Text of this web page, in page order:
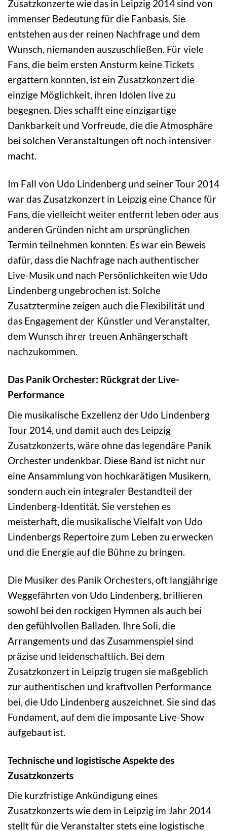
Zusatzkonzerte wie das in Leipzig 2014 sind von
immenser Bedeutung für die Fanbasis. Sie
entstehen aus der reinen Nachfrage und dem
Wunsch, niemanden auszuschließen. Für viele
Fans, die beim ersten Ansturm keine Tickets
ergattern konnten, ist ein Zusatzkonzert die
einzige Möglichkeit, ihren Idolen live zu
begegnen. Dies schafft eine einzigartige
Dankbarkeit und Vorfreude, die die Atmosphäre
bei solchen Veranstaltungen oft noch intensiver
macht.
Im Fall von Udo Lindenberg und seiner Tour 2014
war das Zusatzkonzert in Leipzig eine Chance für
Fans, die vielleicht weiter entfernt leben oder aus
anderen Gründen nicht am ursprünglichen
Termin teilnehmen konnten. Es war ein Beweis
dafür, dass die Nachfrage nach authentischer
Live-Musik und nach Persönlichkeiten wie Udo
Lindenberg ungebrochen ist. Solche
Zusatztermine zeigen auch die Flexibilität und
das Engagement der Künstler und Veranstalter,
dem Wunsch ihrer treuen Anhängerschaft
nachzukommen.
Das Panik Orchester: Rückgrat der Live-
Performance
Die musikalische Exzellenz der Udo Lindenberg
Tour 2014, und damit auch des Leipzig
Zusatzkonzerts, wäre ohne das legendäre Panik
Orchester undenkbar. Diese Band ist nicht nur
eine Ansammlung von hochkarätigen Musikern,
sondern auch ein integraler Bestandteil der
Lindenberg-Identität. Sie verstehen es
meisterhaft, die musikalische Vielfalt von Udo
Lindenbergs Repertoire zum Leben zu erwecken
und die Energie auf die Bühne zu bringen.
Die Musiker des Panik Orchesters, oft langjährige
Weggefährten von Udo Lindenberg, brillieren
sowohl bei den rockigen Hymnen als auch bei
den gefühlvollen Balladen. Ihre Soli, die
Arrangements und das Zusammenspiel sind
präzise und leidenschaftlich. Bei dem
Zusatzkonzert in Leipzig trugen sie maßgeblich
zur authentischen und kraftvollen Performance
bei, die Udo Lindenberg auszeichnet. Sie sind das
Fundament, auf dem die imposante Live-Show
aufgebaut ist.
Technische und logistische Aspekte des
Zusatzkonzerts
Die kurzfristige Ankündigung eines
Zusatzkonzerts wie dem in Leipzig im Jahr 2014
stellt für die Veranstalter stets eine logistische